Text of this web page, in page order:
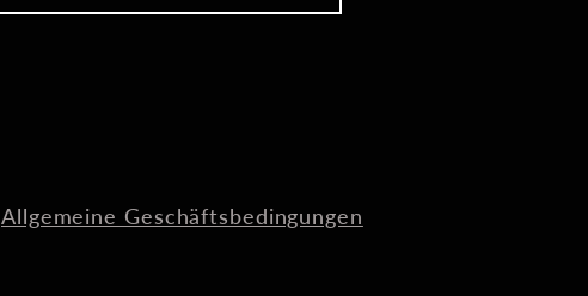
Allgemeine Geschäftsbedingungen